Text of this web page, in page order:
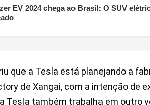
EV 2024 chega ao Brasil: O SUV
que a Tesla está planejando a
de Xangai, com a intenção de
Tesla também trabalha em outro